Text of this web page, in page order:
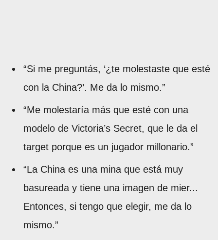
“Si me preguntás, ‘¿te molestaste que esté
con la China?’. Me da lo mismo.”
“Me molestaría más que esté con una
modelo de Victoria’s Secret, que le da el
target porque es un jugador millonario.”
“La China es una mina que está muy
basureada y tiene una imagen de mier...
Entonces, si tengo que elegir, me da lo
mismo.”